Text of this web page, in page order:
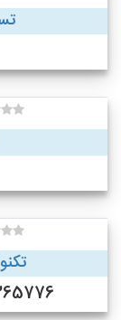
09128365776 -